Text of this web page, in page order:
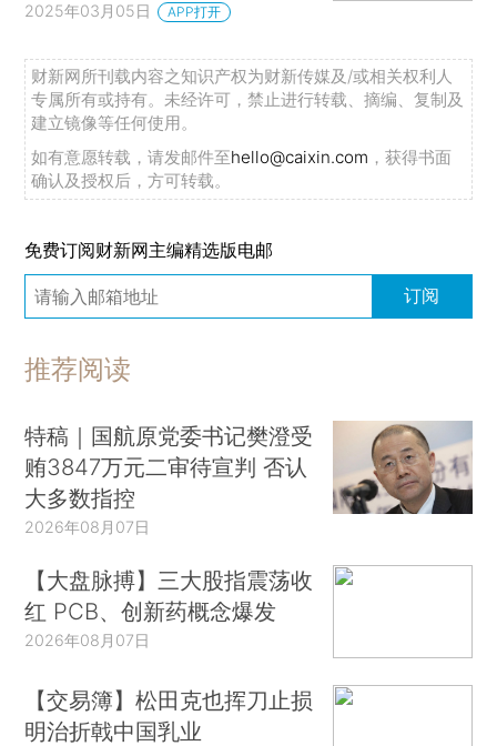
2025年03月05日 APP打开
财新网所刊载内容之知识产权为财新传媒及/或相关权利人
专属所有或持有。未经许可，禁止进行转载、摘编、复制及
建立镜像等任何使用。
如有意愿转载，请发邮件至hello@caixin.com ，获得书面
确认及授权后，方可转载。
免费订阅财新网主编精选版电邮
订阅
推荐阅读
特稿｜国航原党委书记樊澄受
贿3847万元二审待宣判 否认
大多数指控
2026年08月07日
【大盘脉搏】三大股指震荡收
红 PCB、创新药概念爆发
2026年08月07日
【交易簿】松田克也挥刀止损
明治折戟中国乳业